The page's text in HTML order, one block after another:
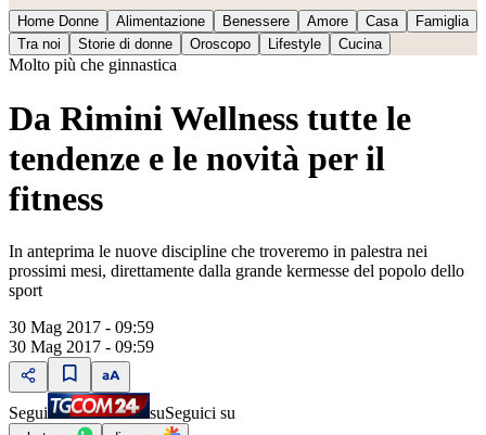
Home Donne Alimentazione Benessere Amore Casa
Famiglia
Tra noi
Storie di donne Oroscopo Lifestyle Cucina
Molto più che ginnastica
Da Rimini Wellness tutte le
tendenze e le novità per il
fitness
In anteprima le nuove discipline che troveremo in palestra nei
prossimi mesi, direttamente dalla grande kermesse del popolo dello
sport
30 Mag 2017 - 09:59
30 Mag 2017 - 09:59
Segui suSeguici su